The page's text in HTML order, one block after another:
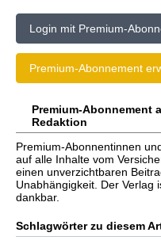
Login mit Premium-
Premium-Abonnement
Premium-Abonnement
Redaktion
Premium-Abonnentinnen
auf alle Inhalte vom
einen unverzichtbaren
Unabhängigkeit. Der Verlag
dankbar.
Schlagwörter zu diesem